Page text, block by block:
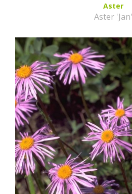
Aster
Aster 'Jan'